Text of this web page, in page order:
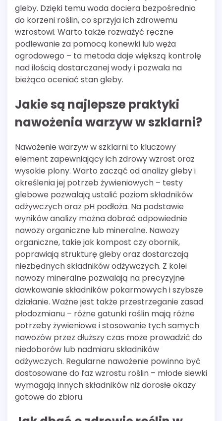
gleby. Dzięki temu woda dociera bezpośrednio
do korzeni roślin, co sprzyja ich zdrowemu
wzrostowi. Warto także rozważyć ręczne
podlewanie za pomocą konewki lub węża
ogrodowego – ta metoda daje większą kontrolę
nad ilością dostarczanej wody i pozwala na
bieżąco oceniać stan gleby.
Jakie są najlepsze praktyki
nawożenia warzyw w szklarni?
Nawożenie warzyw w szklarni to kluczowy
element zapewniający ich zdrowy wzrost oraz
wysokie plony. Warto zacząć od analizy gleby i
określenia jej potrzeb żywieniowych – testy
glebowe pozwalają ustalić poziom składników
odżywczych oraz pH podłoża. Na podstawie
wyników analizy można dobrać odpowiednie
nawozy organiczne lub mineralne. Nawozy
organiczne, takie jak kompost czy obornik,
poprawiają strukturę gleby oraz dostarczają
niezbędnych składników odżywczych. Z kolei
nawozy mineralne pozwalają na precyzyjne
dawkowanie składników pokarmowych i szybsze
działanie. Ważne jest także przestrzeganie zasad
płodozmianu – różne gatunki roślin mają różne
potrzeby żywieniowe i stosowanie tych samych
nawozów przez dłuższy czas może prowadzić do
niedoborów lub nadmiaru składników
odżywczych. Regularne nawożenie powinno być
dostosowane do faz wzrostu roślin – młode siewki
wymagają innych składników niż dorosłe okazy
gotowe do zbioru.